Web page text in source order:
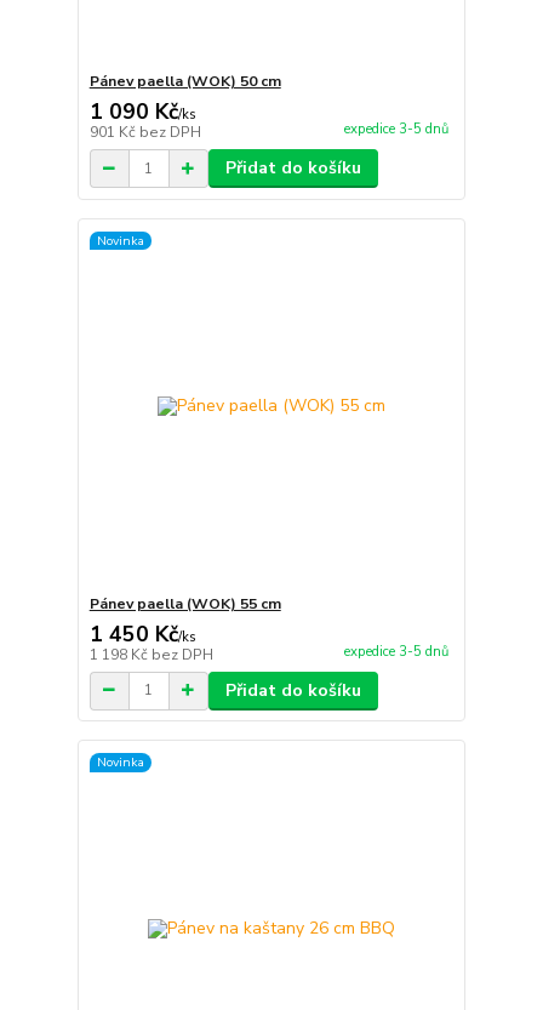
Pánev paella (WOK) 50 cm
1 090 Kč/ks
901 Kč bez DPH expedice 3-5 dnů
Přidat do košíku
Novinka
Pánev paella (WOK) 55 cm
1 450 Kč/ks
1 198 Kč bez DPH expedice 3-5 dnů
Přidat do košíku
Novinka